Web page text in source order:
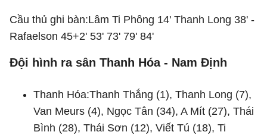
Cầu thủ ghi bàn:Lâm Ti Phông 14' Thanh Long 38' -
Rafaelson 45+2' 53' 73' 79' 84'
Đội hình ra sân Thanh Hóa - Nam Định
Thanh Hóa:Thanh Thắng (1), Thanh Long (7),
Van Meurs (4), Ngọc Tân (34), A Mít (27), Thái
Bình (28), Thái Sơn (12), Viết Tú (18), Ti